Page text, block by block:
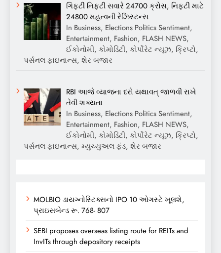
ગિફ્ટી નિફ્ટી સવારે 24700 ક્રોસ, નિફ્ટી માટે
24800 મહત્વની રેઝિસ્ટન્સ
In Business, Elections Politics Sentiment,
Entertainment, Fashion, FLASH NEWS,
ઈકોનોમી, કોમોડિટી, કોર્પોરેટ ન્યૂઝ, ક્રિપ્ટો,
પર્સનલ ફાઇનાન્સ, શેર બજાર
RBI આજે વ્યાજના દરો યથાવત્ જાળવી રાખે
તેવી શક્યતા
In Business, Elections Politics Sentiment,
Entertainment, Fashion, FLASH NEWS,
ઈકોનોમી, કોમોડિટી, કોર્પોરેટ ન્યૂઝ, ક્રિપ્ટો,
પર્સનલ ફાઇનાન્સ, મ્યુચ્યુઅલ ફંડ, શેર બજાર
MOLBIO ડાયગ્નોસ્ટિક્સનો IPO 10 ઓગસ્ટે ખૂલશે,
પ્રાઇસબેન્ડ રૂ. 768- 807
SEBI proposes overseas listing route for REITs and
InvITs through depository receipts